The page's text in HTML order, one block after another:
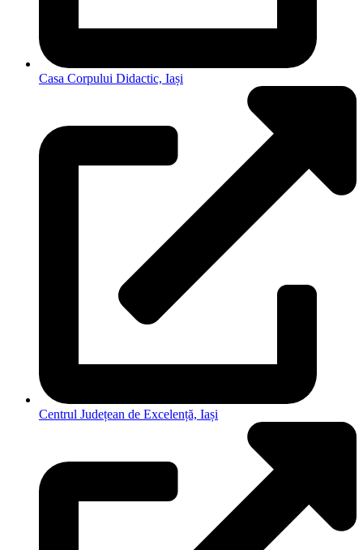
Casa Corpului Didactic, Iași
Centrul Județean de Excelență, Iași